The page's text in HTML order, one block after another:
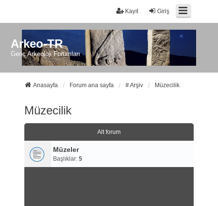
Giriş
Kayıt
Arkeo-TR
Genç Arkeoloji Forumları
Anasayfa Forum ana sayfa # Arşiv Müzecilik
Müzecilik
Alt forum
Müzeler
Başlıklar: 5